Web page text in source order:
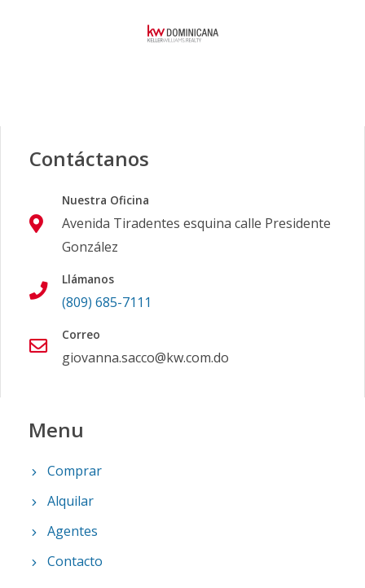
Contáctanos
Nuestra Oficina
Avenida Tiradentes esquina calle Presidente
González
Llámanos
(809) 685-7111
Correo
giovanna.sacco@kw.com.do
Menu
Comprar
Alquilar
Agentes
Contacto